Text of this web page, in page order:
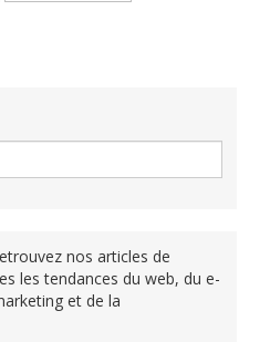
nos articles de
les tendances du web, du e-
et de la